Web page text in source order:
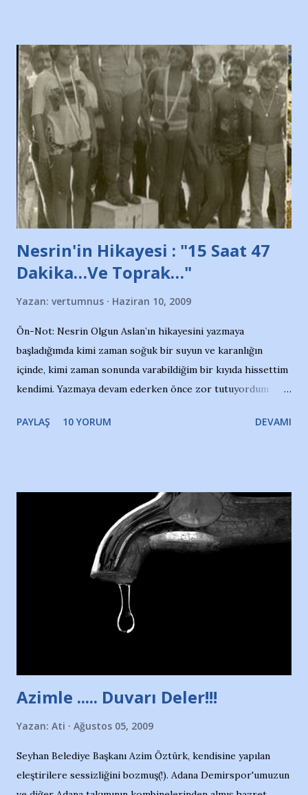
ve ürünlerini Bursa şehrinde görmek istemediklerini bir
protesto eylemiyle açıkladıklarını bildiriyordu.. Bu grup
adına açıklama yapan şahsı muhterem(!) ''Açık ve net olarak
söylüyoruz. Bu son uyarımızdır. Bunun yanısıra, bu takımlara
ait tanıtıcı ilanların asılmasına izin veren Bursa Büyükşehir
Belediyesi ile mağazaların bulunduğu alışveriş merkezlerini
de kınıyoruz'' diye de eklemiş .. Blogumuzda okuduğum bu
yazının hemen ardından bu habe...
Nesrin'in Hikayesi : "15 Saat 47
Dakika…Ve Toprak…"
Yazan: vertumnus Haziran 10, 2009
Ön-Not: Nesrin Olgun Aslan’ın hikayesini yazmaya
başladığımda kimi zaman soğuk bir suyun ve karanlığın
içinde, kimi zaman sonunda varabildiğim bir kıyıda hissettim
kendimi. Yazmaya devam ederken önce zor tutuyordum
Yazımı, ağlayarak bitirebildim ancak…Kendisinin web
Nesrin’in Hikayesi’ne başlıyorum… 1964 Adana Yüzme
havuzunun kenarında 7 yaşında kara kuru bir kız çocuğu
duruyor. Havuzun içinde Adana Demirspor Kulübü
yüzücüleri. Erkekler çoğunlukta. Küçük kız etrafına bakıyor.
Sadece 4 kız çocuğu var. Nesrin, Adana Demirspor’un 4
kızından biri oluyor o gün…Giriyor havuza. 1973 – 1975
Adana Nesrin, 16 yaşında. Yüzüyor. 7 yaşında girdiği
Türkiye 3.lüğü var. 17 yaşında mar...
PAYLAŞ 10 YORUM DEVAMI
Azimle ..... Duvarı Deler!!!
Yazan: Ati Ağustos 05, 2009
Seyhan Belediye Başkanı Azim Öztürk, kendisine yapılan
eleştirilere sessizliğini bozmuş(!). Adana Demirspor'umuzun